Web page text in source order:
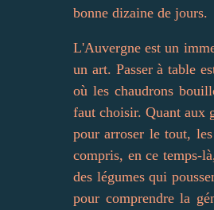
bonne dizaine de jours.
L'Auvergne est un
un art. Passer à table
où les chaudrons
faut choisir. Quant aux
pour arroser le tout,
compris, en ce temps-
des légumes qui
pour comprendre la